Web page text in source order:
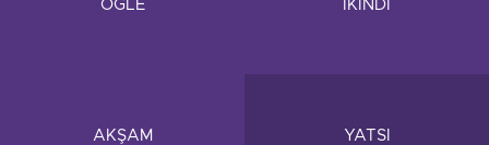
ÖĞLE İKİNDİ
AKŞAM YATSI